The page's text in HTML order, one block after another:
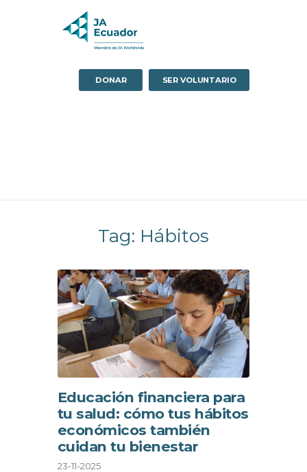
DONAR SER VOLUNTARIO
Tag: Hábitos
Educación financiera para
tu salud: cómo tus hábitos
económicos también
cuidan tu bienestar
23-11-2025